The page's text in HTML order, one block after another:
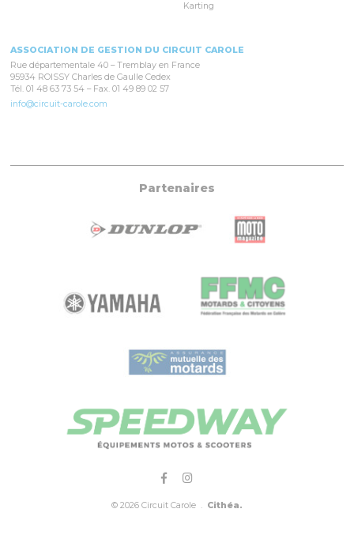
Karting
ASSOCIATION DE GESTION DU CIRCUIT CAROLE
Rue départementale 40 – Tremblay en France
95934 ROISSY Charles de Gaulle Cedex
Tél. 01 48 63 73 54 – Fax. 01 49 89 02 57
info@circuit-carole.com
Partenaires
© 2026 Circuit Carole . Cithéa.